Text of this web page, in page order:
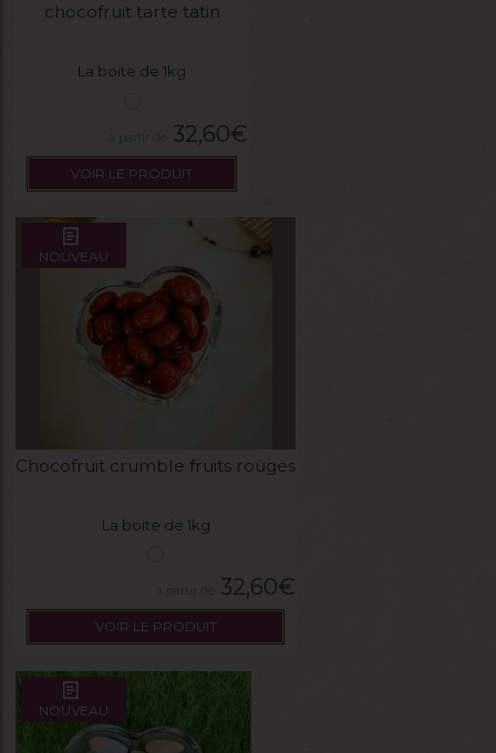
chocofruit tarte tatin
La boite de 1kg
32,60€
VOIR LE PRODUIT
NOUVEAU
Chocofruit crumble fruits rouges
La boite de 1kg
32,60€
VOIR LE PRODUIT
NOUVEAU